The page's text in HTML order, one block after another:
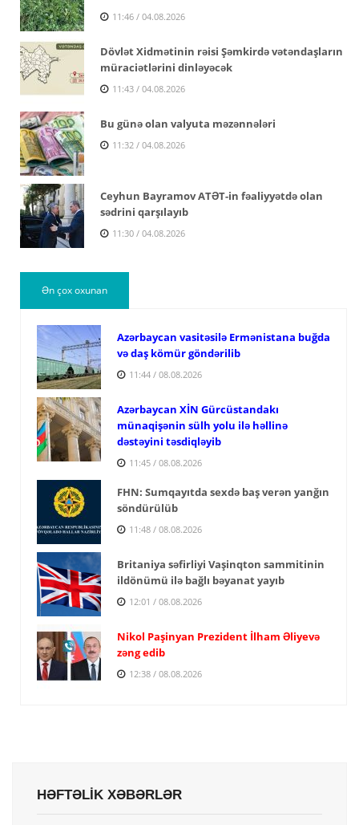
11:46 / 04.08.2026
Dövlət Xidmətinin rəisi Şəmkirdə vətəndaşların
müraciətlərini dinləyəcək
11:43 / 04.08.2026
Bu günə olan valyuta məzənnələri
11:32 / 04.08.2026
Ceyhun Bayramov ATƏT-in fəaliyyətdə olan
sədrini qarşılayıb
11:30 / 04.08.2026
Ən çox oxunan
Azərbaycan vasitəsilə Ermənistana buğda
və daş kömür göndərilib
11:44 / 08.08.2026
Azərbaycan XİN Gürcüstandakı
münaqişənin sülh yolu ilə həllinə
dəstəyini təsdiqləyib
11:45 / 08.08.2026
FHN: Sumqayıtda sexdə baş verən yanğın
söndürülüb
11:48 / 08.08.2026
Britaniya səfirliyi Vaşinqton sammitinin
ildönümü ilə bağlı bəyanat yayıb
12:01 / 08.08.2026
Nikol Paşinyan Prezident İlham Əliyevə
zəng edib
12:38 / 08.08.2026
HƏFTƏLİK XƏBƏRLƏR